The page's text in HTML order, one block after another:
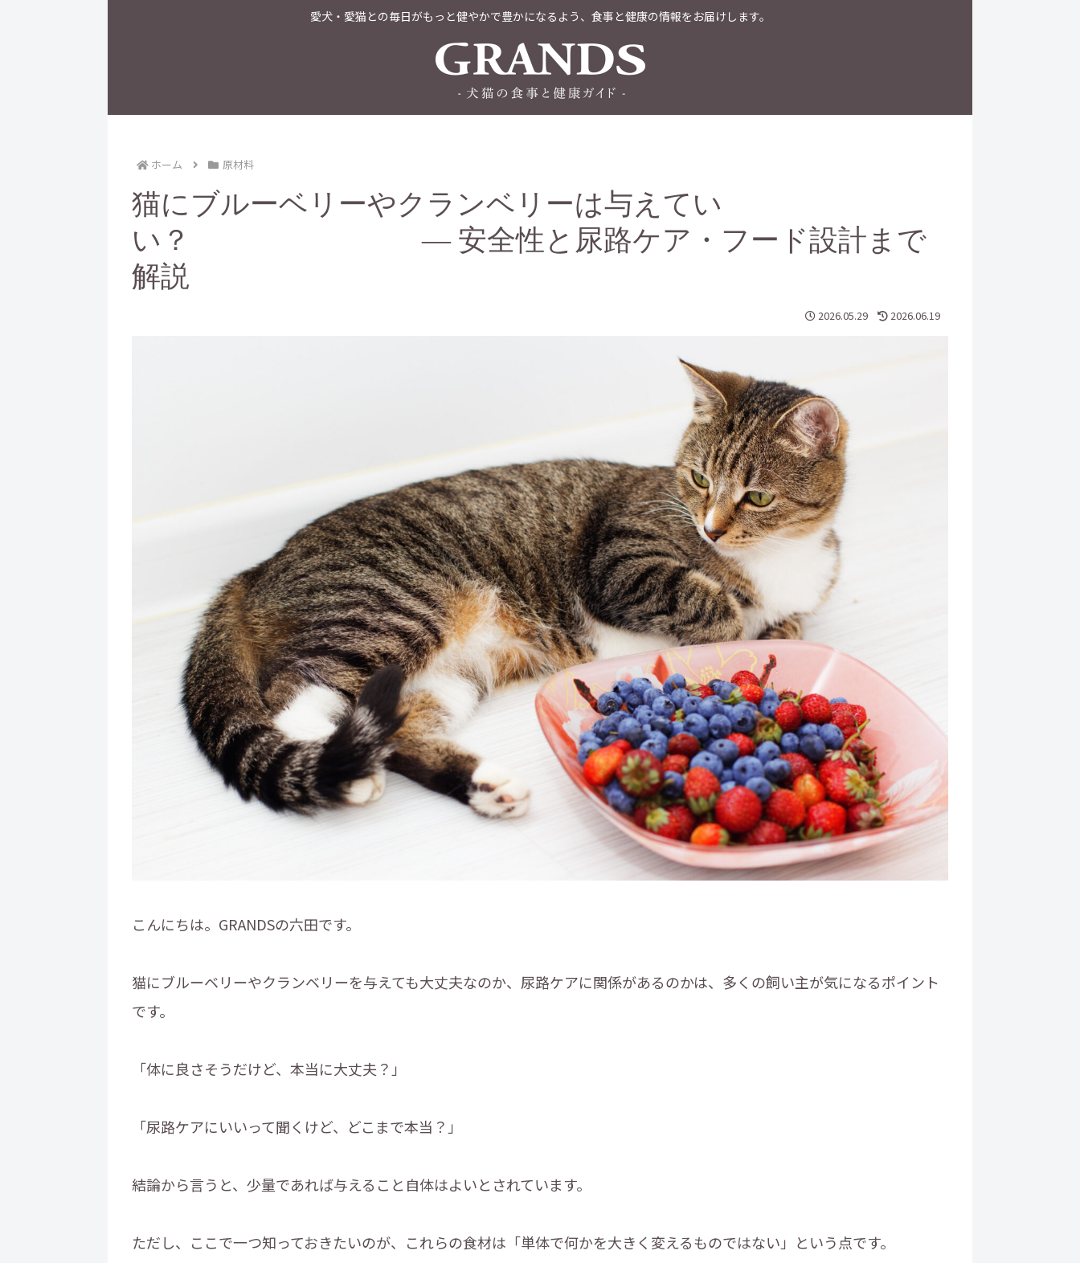
愛犬・愛猫との毎日がもっと健やかで豊かになるよう、食事と健康の情報をお届けします。
ホーム 原材料
猫にブルーベリーやクランベリーは与えてい
い？ — 安全性と尿路ケア・フード設計まで
解説
2026.05.29 2026.06.19
こんにちは。GRANDSの六田です。
猫にブルーベリーやクランベリーを与えても大丈夫なのか、尿路ケアに関係があるのかは、多くの飼い主が気になるポイント
です。
「体に良さそうだけど、本当に大丈夫？」
「尿路ケアにいいって聞くけど、どこまで本当？」
結論から言うと、少量であれば与えること自体はよいとされています。
ただし、ここで一つ知っておきたいのが、これらの食材は「単体で何かを大きく変えるものではない」という点です。